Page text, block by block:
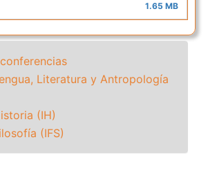
1.65 MB
Literatura y Antropología
(IH)
(IFS)